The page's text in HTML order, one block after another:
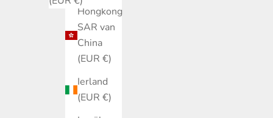
Hongkong
SAR van
China
(EUR €)
Ierland
(EUR €)